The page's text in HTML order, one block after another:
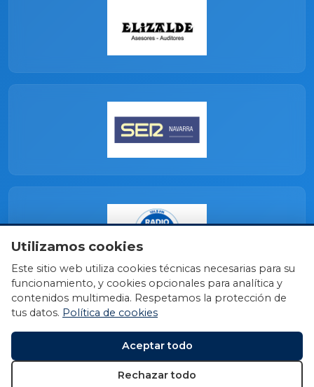
Utilizamos cookies
Este sitio web utiliza cookies técnicas necesarias para su
funcionamiento, y cookies opcionales para analítica y
contenidos multimedia. Respetamos la protección de
tus datos. Política de cookies
Aceptar todo
Rechazar todo